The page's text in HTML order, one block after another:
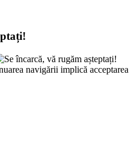
navigării implică acceptarea